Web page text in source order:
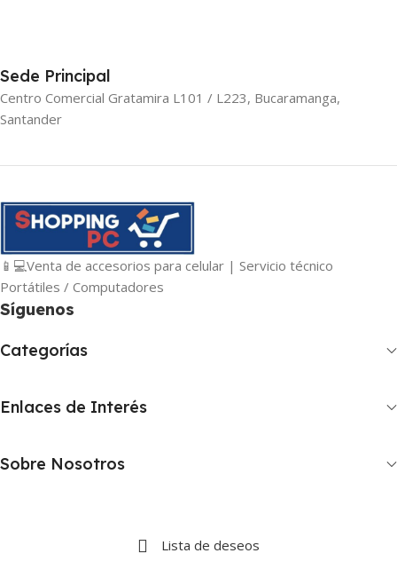
Sede Principal
Centro Comercial Gratamira L101 / L223, Bucaramanga,
Santander
📱💻Venta de accesorios para celular | Servicio técnico
Portátiles / Computadores
Síguenos
Categorías
Enlaces de Interés
Sobre Nosotros
Lista de deseos